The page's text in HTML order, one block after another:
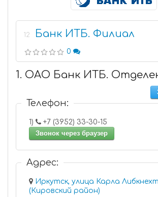
12 Банк ИТБ. Филиал
0
1. ОАО Банк ИТБ.
Телефон:
1)
+7 (3952) 33-30-15
Звонок через браузер
Адрес:
Иркутск, улица Карла
(Кировский район)